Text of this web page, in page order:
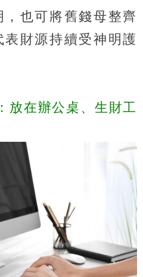
也可將舊錢母整齊
財源持續受神明護
放在辦公桌、生財工